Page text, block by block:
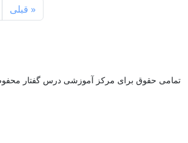
و اظهر، اصالت تساقط، تعارض ميان اماره
در خاتمه، پيرامون امور مربوط به اجتهاد و
« قبلی
تمامی حقوق برای مرکز آموزشی درس گفتار